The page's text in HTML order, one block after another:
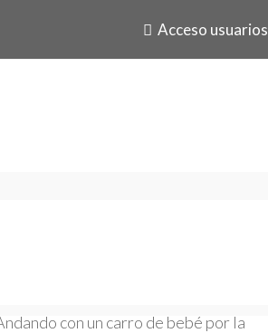
Acceso usuarios
con un carro de bebé por la